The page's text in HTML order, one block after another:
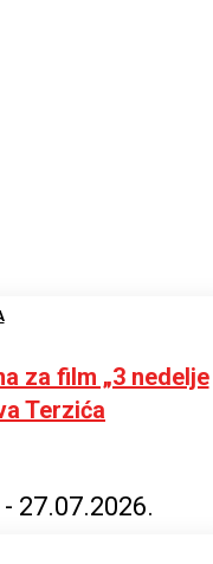
za film „3 nedelje
Terzića
- 27.07.2026.